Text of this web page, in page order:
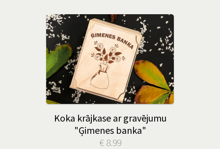
Koka krājkase ar gravējumu
"Ģimenes banka"
€ 8.99